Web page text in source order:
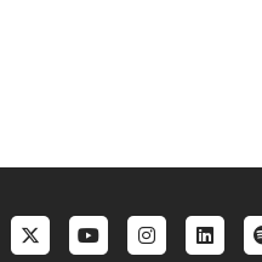
menu